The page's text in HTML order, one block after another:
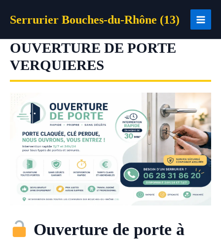
Serrurier Bouches-du-Rhône (13)
OUVERTURE DE PORTE
VERQUIERES
Ouverture de porte à